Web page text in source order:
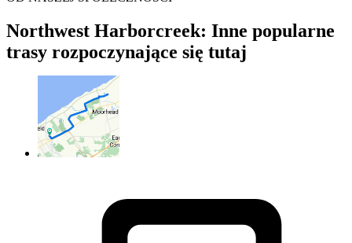
Northwest Harborcreek: Inne popularne
trasy rozpoczynające się tutaj